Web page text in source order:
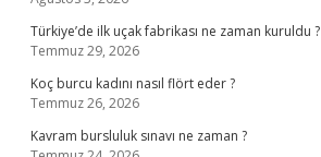
Türkiye’de ilk uçak fabrikası ne zaman kuruldu ?
Temmuz 29, 2026
Koç burcu kadını nasıl flört eder ?
Temmuz 26, 2026
Kavram bursluluk sınavı ne zaman ?